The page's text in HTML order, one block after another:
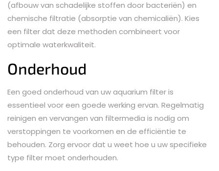
(afbouw van schadelijke stoffen door bacteriën) en
chemische filtratie (absorptie van chemicaliën). Kies
een filter dat deze methoden combineert voor
optimale waterkwaliteit.
Onderhoud
Een goed onderhoud van uw aquarium filter is
essentieel voor een goede werking ervan. Regelmatig
reinigen en vervangen van filtermedia is nodig om
verstoppingen te voorkomen en de efficiëntie te
behouden. Zorg ervoor dat u weet hoe u uw specifieke
type filter moet onderhouden.